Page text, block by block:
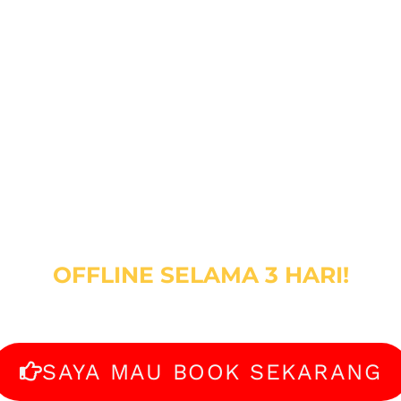
OFFLINE SELAMA 3 HARI!
SAYA MAU BOOK SEKARANG